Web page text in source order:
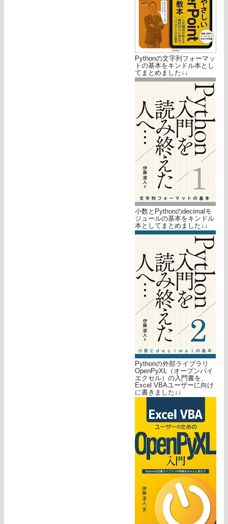
Pythonの文字列フォーマッ
トの基本をキンドル本とし
てまとめました↓↓
小数とPythonのdecimalモ
ジュールの基本をキンドル
本としてまとめました↓↓
Pythonの外部ライブラリ
OpenPyXL（オープンパイ
エクセル）の入門書を、
Excel VBAユーザーに向け
に書きました↓↓